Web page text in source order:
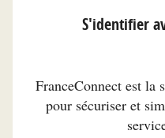
S'identifier
FranceConnect est la
pour sécuriser et